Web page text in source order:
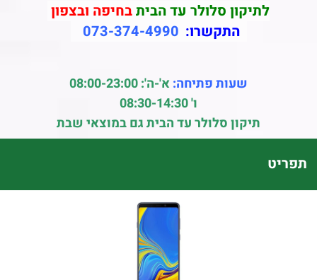
לתיקון סלולר עד הביתבחיפה ובצפון
התקשרו: 073-374-4990
שעות פתיחה:א'-ה': 08:00-23:00
ו' 08:30-14:30
תיקון סלולר עד הבית גם במוצאי שבת
תפריט